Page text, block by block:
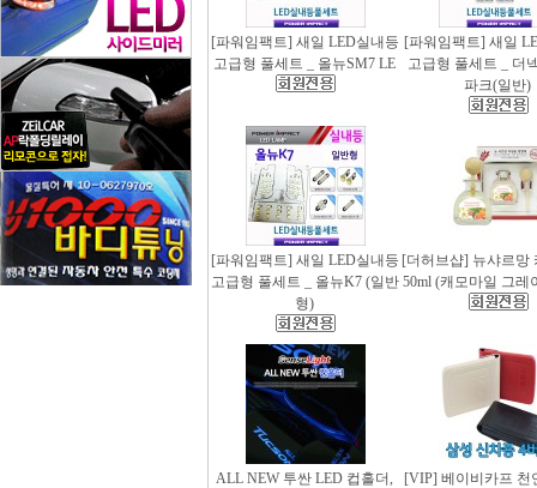
[파워임팩트] 새일 LED실내등
고급형 풀세트 _ 올뉴SM7 LE
[파워임팩트] 새일
고급형 풀세트 _ 더
파크(일반)
[파워임팩트] 새일 LED실내등
고급형 풀세트 _ 올뉴K7 (일반
형)
[더허브샵] 뉴샤르망
50ml (캐모마일 그레
ALL NEW 투싼 LED 컵홀더,
[VIP] 베이비카프 천